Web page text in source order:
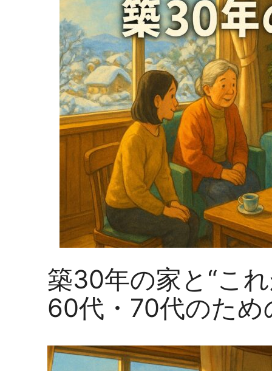
築30年の家と“こ
60代・70代のた